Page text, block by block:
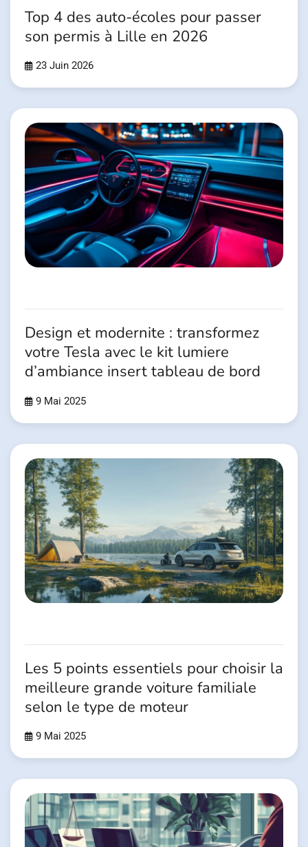
Top 4 des auto-écoles pour passer
son permis à Lille en 2026
23 Juin 2026
Design et modernite : transformez
votre Tesla avec le kit lumiere
d’ambiance insert tableau de bord
9 Mai 2025
Les 5 points essentiels pour choisir la
meilleure grande voiture familiale
selon le type de moteur
9 Mai 2025